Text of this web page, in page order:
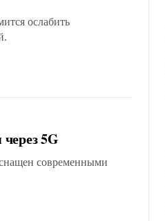
ослабить
5G
современными